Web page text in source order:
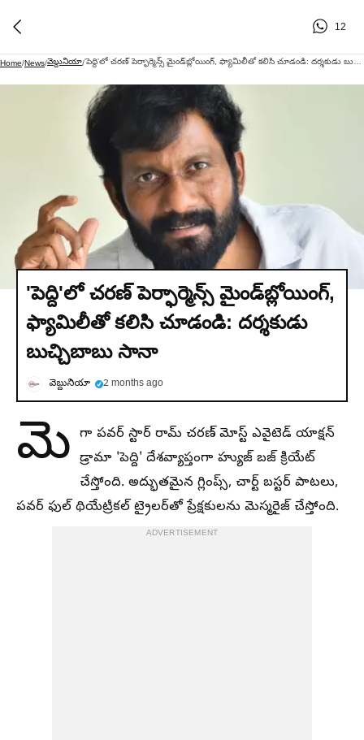
12
Home/News/వెబ్దునియా/
'పెద్ది'లో చరణ్ పెర్ఫార్మెన్స్ మైండ్‌బ్లోయింగ్‌,
ఫ్యామిలీతో కలిసి చూడండి: దర్శకుడు
బుచ్చిబాబు సానా
వెబ్దునియా 2 months ago
మె గా పవర్ స్టార్ రామ్ చరణ్ మోస్ట్ ఎవైటెడ్ యాక్షన్
డ్రామా 'పెద్ది' దేశవ్యాప్తంగా హ్యుజ్ బజ్ క్రియేట్
చేస్తోంది. అద్భుతమైన గ్లింప్స్, చార్ట్ బస్టర్ పాటలు,
పవర్ ఫుల్ థియేట్రికల్ ట్రైలర్‌తో ప్రేక్షకులను మెస్మరైజ్ చేస్తోంది.
ADVERTISEMENT